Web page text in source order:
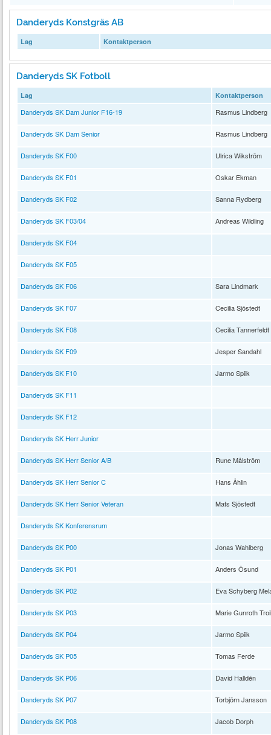
Danderyds Konstgräs AB
Lag Kontaktperson
Danderyds SK Fotboll
Lag Kontaktperson
Danderyds SK Dam Junior F16-19 Rasmus Lindberg
Danderyds SK Dam Senior Rasmus Lindberg
Danderyds SK F00 Ulrica Wikström
Danderyds SK F01 Oskar Ekman
Danderyds SK F02 Sanna Rydberg
Danderyds SK F03/04 Andreas Wildling
Danderyds SK F04
Danderyds SK F05
Danderyds SK F06 Sara Lindmark
Danderyds SK F07 Cecilia Sjöstedt
Danderyds SK F08 Cecilia Tannerfeldt
Danderyds SK F09 Jesper Sandahl
Danderyds SK F10 Jarmo Spiik
Danderyds SK F11
Danderyds SK F12
Danderyds SK Herr Junior
Danderyds SK Herr Senior A/B Rune Målström
Danderyds SK Herr Senior C Hans Åhlin
Danderyds SK Herr Senior Veteran Mats Sjöstedt
Danderyds SK Konferensrum
Danderyds SK P00 Jonas Wahlberg
Danderyds SK P01 Anders Ösund
Danderyds SK P02 Eva Schyberg
Danderyds SK P03 Marie Gunroth
Danderyds SK P04 Jarmo Spiik
Danderyds SK P05 Tomas Ferde
Danderyds SK P06 David Halldén
Danderyds SK P07 Torbjörn Jansson
Danderyds SK P08 Jacob Dorph